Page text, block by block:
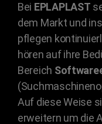
Bei EPLAPLAST
dem Markt und
pflegen
hören auf ihre
Bereich
Auf diese Weise
erweitern um die